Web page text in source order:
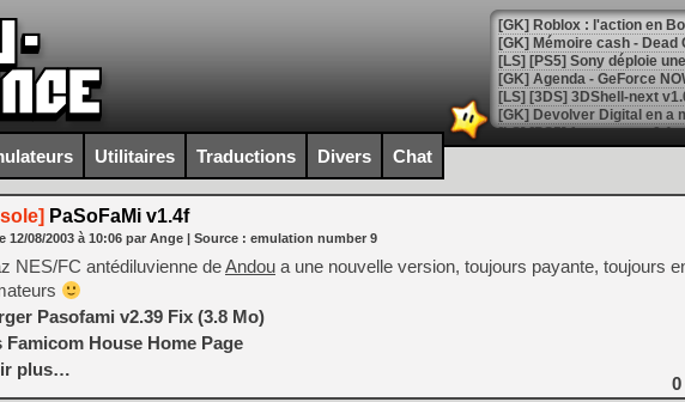
[GK] Roblox : l'action en
[GK] Agenda - GeForce
[GK] Devolver Digital en a
[LS] [PS5] ps5-y2jb-
[GK] Pourquoi Marvel
[GK] Test : Restory : Chill
[GK] GTA 6 : Rockstar
[GK] Hot Wheels Infinite
[GK] Mémoire cash -
[GK] Résultats Nintendo :
[GK] Déjà des
[Mo5] Brickboy cherche à
[GK] Minecraft et ses «
Utilitaires Traductions Divers Chat
PaSoFaMi v1.4f
12/08/2003 à 10:06 par Ange | Source : emulation number 9
NES/FC antédiluvienne deAndou a une nouvelle version, toujours payante, toujours
Pasofami v2.39 Fix (3.8 Mo)
Famicom House Home Page
plus…
0